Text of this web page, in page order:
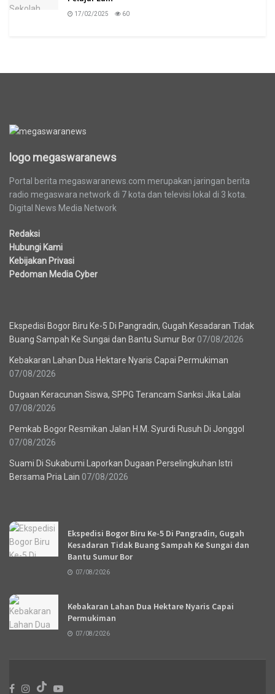
17/02/2025 60
logo megaswaranews
Portal berita megaswaranews.com merupakan jaringan berita
radio megaswara network di 7 kota dan televisi lokal di 3 kota.
Digital News Media Network
Redaksi
Hubungi Kami
Kebijakan Privasi
Pedoman Media Cyber
Ekspedisi Bogor Biru Ke-5 Di Pangradin, Gugah Kesadaran Tidak
Buang Sampah Ke Sungai dan Bantu Sumur Bor 07/08/2026
Kebakaran Lahan Dua Hektare Nyaris Capai Permukiman
07/08/2026
Dugaan Keracunan Siswa, SPPG Terancam Sanksi Jika Lalai
07/08/2026
Pemkab Bogor Resmikan Jalan H.M. Syurdi Rusuh Di Jonggol
07/08/2026
Suami Di Sukabumi Laporkan Dugaan Perselingkuhan Istri
Bersama Pria Lain 07/08/2026
Ekspedisi Bogor Biru Ke-5 Di Pangradin, Gugah
Kesadaran Tidak Buang Sampah Ke Sungai dan
Bantu Sumur Bor
07/08/2026
Kebakaran Lahan Dua Hektare Nyaris Capai
Permukiman
07/08/2026